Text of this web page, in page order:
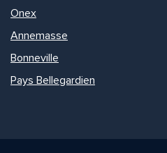
Onex
Annemasse
Bonneville
Pays Bellegardien